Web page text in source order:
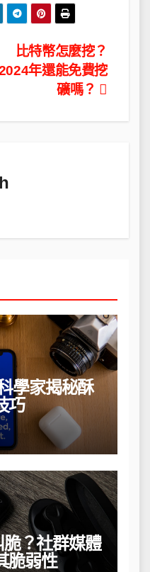
比特幣怎麼挖？
年還能免費挖
礦嗎？
學家揭秘酥
巧
？社群媒體
脆弱性